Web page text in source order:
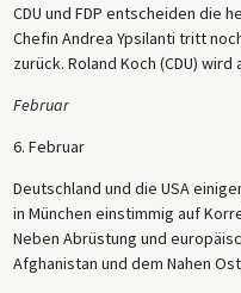
CDU und FDP entscheiden die
Chefin Andrea Ypsilanti tritt
zurück. Roland Koch (CDU)
Februar
6. Februar
Deutschland und die USA
in München einstimmig auf
Neben Abrüstung und
Afghanistan und dem Nahen